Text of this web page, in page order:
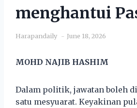
menghantui
Harapandaily June 18, 2026
MOHD NAJIB HASHIM
Dalam politik, jawatan boleh
satu mesyuarat. Keyakinan